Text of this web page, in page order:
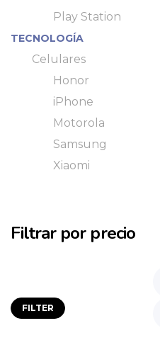
Play Station
TECNOLOGÍA
Celulares
Honor
iPhone
Motorola
Samsung
Xiaomi
Filtrar por precio
FILTER